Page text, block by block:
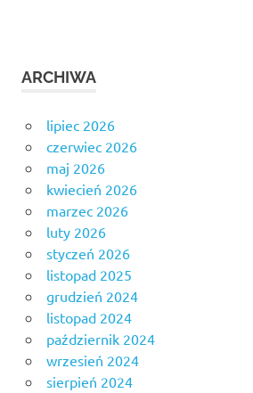
ARCHIWA
lipiec 2026
czerwiec 2026
maj 2026
kwiecień 2026
marzec 2026
luty 2026
styczeń 2026
listopad 2025
grudzień 2024
listopad 2024
październik 2024
wrzesień 2024
sierpień 2024